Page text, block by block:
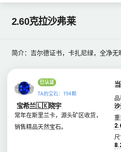
2.60克拉沙弗莱
简介：吉尔德证书，卡扎尼绿，全净无
已认证
TA的宝石：194颗
宝希兰🇱🇰晓宇
常年在斯里兰卡，源头矿区收货，
销售精品天然宝石。